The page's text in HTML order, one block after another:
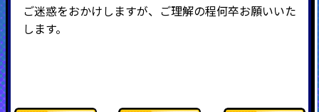
ご迷惑をおかけしますが、ご理解の程何卒お願いいた
します。